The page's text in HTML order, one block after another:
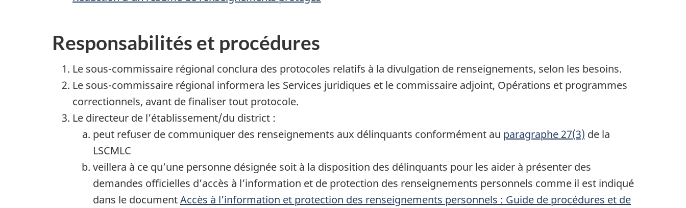
Responsabilités et procédures
Le sous-commissaire régional conclura des protocoles relatifs à la divulgation de renseignements, selon les besoins.
Le sous-commissaire régional informera les Services juridiques et le commissaire adjoint, Opérations et programmes
correctionnels, avant de finaliser tout protocole.
Le directeur de l’établissement/du district :
peut refuser de communiquer des renseignements aux délinquants conformément au paragraphe 27(3) de la
LSCMLC
veillera à ce qu’une personne désignée soit à la disposition des délinquants pour les aider à présenter des
demandes officielles d’accès à l’information et de protection des renseignements personnels comme il est indiqué
dans le documentAccès à l’information et protection des renseignements personnels : Guide de procédures et de